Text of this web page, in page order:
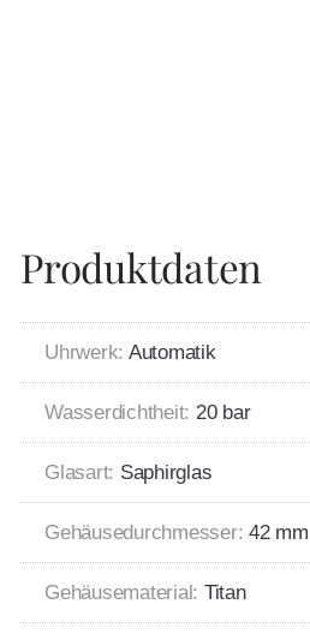
Produktdaten
Uhrwerk: Automatik
Wasserdichtheit: 20 bar
Glasart: Saphirglas
Gehäusedurchmesser: 42 mm
Gehäusematerial: Titan